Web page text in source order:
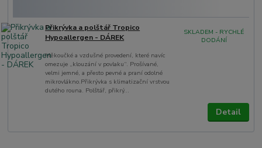
Přikrývka a polštář Tropico
Hypoallergen - DÁREK
Měkoučké a vzdušné provedení, které navíc
omezuje „klouzání v povlaku“. Prošívané,
velmi jemné, a přesto pevné a praní odolné
mikrovlákno.Přikrývka s klimatizační vrstvou
dutého rouna. Polštář, přikrý...
SKLADEM - RYCHLÉ
DODÁNÍ
Detail